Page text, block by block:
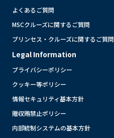
よくあるご質問
MSCクルーズに関するご質問
プリンセス・クルーズに関するご質問
Legal Information
プライバシーポリシー
クッキー等ポリシー
情報セキュリティ基本方針
贈収賄禁止ポリシー
内部統制システムの基本方針